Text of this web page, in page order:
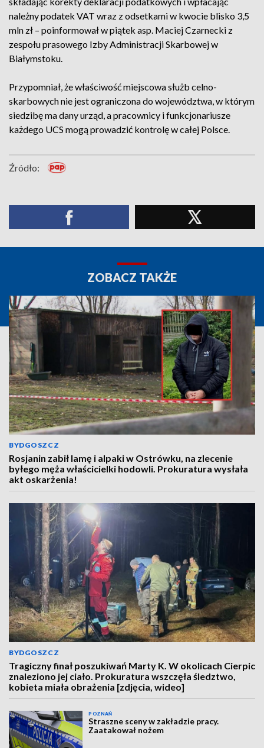
należny podatek VAT wraz z odsetkami w kwocie blisko 3,5
mln zł – poinformował w piątek asp. Maciej Czarnecki z
zespołu prasowego Izby Administracji Skarbowej w
Białymstoku.
Przypomniał, że właściwość miejscowa służb celno-
skarbowych nie jest ograniczona do województwa, w którym
siedzibę ma dany urząd, a pracownicy i funkcjonariusze
każdego UCS mogą prowadzić kontrolę w całej Polsce.
Źródło:
ZOBACZ TAKŻE
BYDGOSZCZ
Rosjanin zabił lamę i alpaki w Ostrówku, na zlecenie
byłego męża właścicielki hodowli. Prokuratura wysłała
akt oskarżenia!
BYDGOSZCZ
Tragiczny finał poszukiwań Marty K. W okolicach Cierpic
znaleziono jej ciało. Prokuratura wszczęła śledztwo,
kobieta miała obrażenia [zdjęcia, wideo]
POZNAŃ
Straszne sceny w zakładzie pracy.
Zaatakował nożem